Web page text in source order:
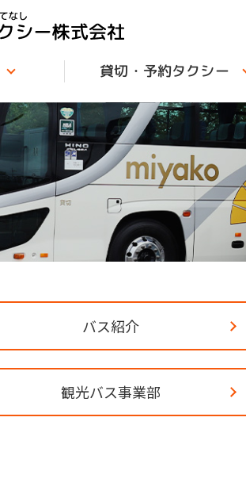
貸切・予約タクシー
バス紹介
観光バス事業部